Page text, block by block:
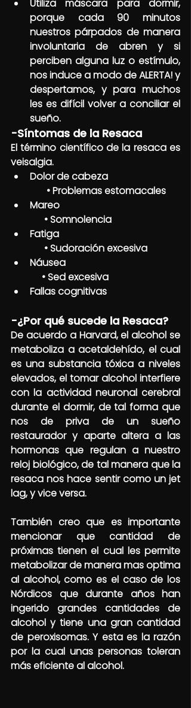
Utiliza máscara para dormir,
porque cada 90 minutos
nuestros párpados de manera
involuntaria de abren y si
perciben alguna luz o estímulo,
nos induce a modo de ALERTA! y
despertamos, y para muchos
les es difícil volver a conciliar el
sueño.
-Síntomas de la Resaca
El término científico de la resaca es
veisalgia.
Dolor de cabeza
• Problemas estomacales
Mareo
• Somnolencia
Fatiga
• Sudoración excesiva
Náusea
• Sed excesiva
Fallas cognitivas
-¿Por qué sucede la Resaca?
De acuerdo a Harvard, el alcohol se
metaboliza a acetaldehído, el cual
es una substancia tóxica a niveles
elevados, el tomar alcohol interfiere
con la actividad neuronal cerebral
durante el dormir, de tal forma que
nos de priva de un sueño
restaurador y aparte altera a las
hormonas que regulan a nuestro
reloj biológico, de tal manera que la
resaca nos hace sentir como un jet
lag, y vice versa.
También creo que es importante
mencionar que cantidad de
próximas tienen el cual les permite
metabolizar de manera mas optima
al alcohol, como es el caso de los
Nórdicos que durante años han
ingerido grandes cantidades de
alcohol y tiene una gran cantidad
de peroxisomas. Y esta es la razón
por la cual unas personas toleran
más eficiente al alcohol.